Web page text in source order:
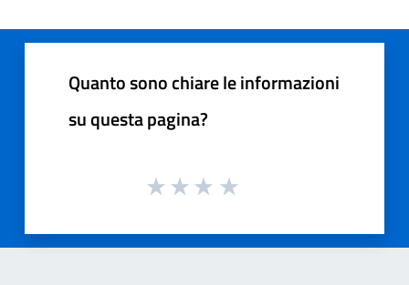
Quanto sono chiare le informazioni
su questa pagina?